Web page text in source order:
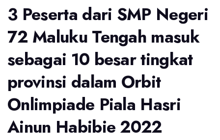
3 Peserta dari SMP Negeri
72 Maluku Tengah masuk
sebagai 10 besar tingkat
provinsi dalam Orbit
Onlimpiade Piala Hasri
Ainun Habibie 2022